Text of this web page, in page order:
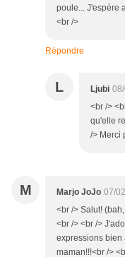
poule... J'espère
<br />
Répondre
L Ljubi
<br />
qu'elle
/> Merci
M Marjo JoJo 07/
<br /> Salut!
<br /> <br />
expressions bien
maman!!!<br />